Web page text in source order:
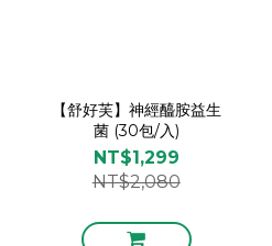
【舒好芙】神經醯胺益生
菌 (30包/入)
NT$1,299
NT$2,080